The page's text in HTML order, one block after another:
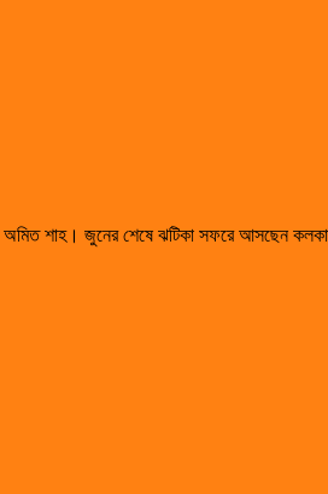
শাহ। জুনের শেষে ঝটিকা সফরে আসছেন